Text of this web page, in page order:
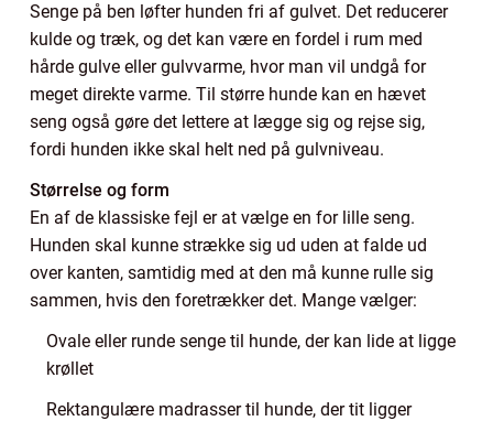
Senge på ben løfter hunden fri af gulvet. Det reducerer
kulde og træk, og det kan være en fordel i rum med
hårde gulve eller gulvvarme, hvor man vil undgå for
meget direkte varme. Til større hunde kan en hævet
seng også gøre det lettere at lægge sig og rejse sig,
fordi hunden ikke skal helt ned på gulvniveau.
Størrelse og form
En af de klassiske fejl er at vælge en for lille seng.
Hunden skal kunne strække sig ud uden at falde ud
over kanten, samtidig med at den må kunne rulle sig
sammen, hvis den foretrækker det. Mange vælger:
Ovale eller runde senge til hunde, der kan lide at ligge
krøllet
Rektangulære madrasser til hunde, der tit ligger